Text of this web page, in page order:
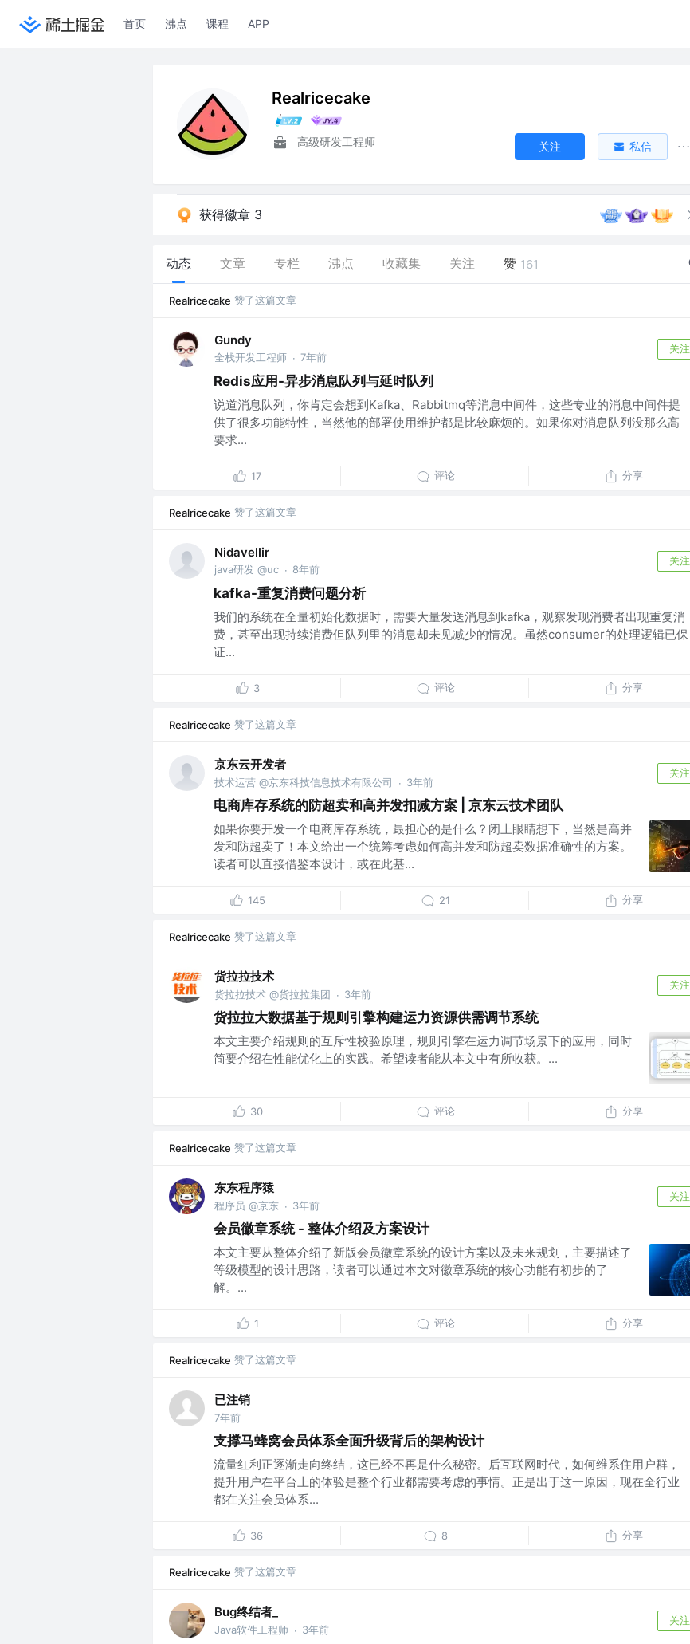
首页 沸点 课程 APP
Realricecake
高级研发工程师 关注 私信
获得徽章 3
动态 文章 专栏 沸点 收藏集 关注 赞 161
Realricecake 赞了这篇文章
Gundy
全栈开发工程师 · 7年前
关注
Redis应用-异步消息队列与延时队列
说道消息队列，你肯定会想到Kafka、Rabbitmq等消息中间件，这些专业的消息中间件提
供了很多功能特性，当然他的部署使用维护都是比较麻烦的。如果你对消息队列没那么高
要求...
17 评论 分享
Realricecake 赞了这篇文章
Nidavellir
java研发 @uc · 8年前
关注
kafka-重复消费问题分析
我们的系统在全量初始化数据时，需要大量发送消息到kafka，观察发现消费者出现重复消
费，甚至出现持续消费但队列里的消息却未见减少的情况。虽然consumer的处理逻辑已保
证...
3 评论 分享
Realricecake 赞了这篇文章
京东云开发者
技术运营 @京东科技信息技术有限公司 · 3年前
关注
电商库存系统的防超卖和高并发扣减方案 | 京东云技术团队
如果你要开发一个电商库存系统，最担心的是什么？闭上眼睛想下，当然是高并
发和防超卖了！本文给出一个统筹考虑如何高并发和防超卖数据准确性的方案。
读者可以直接借鉴本设计，或在此基...
145 21 分享
Realricecake 赞了这篇文章
货拉拉技术
货拉拉技术 @货拉拉集团 · 3年前
关注
货拉拉大数据基于规则引擎构建运力资源供需调节系统
本文主要介绍规则的互斥性校验原理，规则引擎在运力调节场景下的应用，同时
简要介绍在性能优化上的实践。希望读者能从本文中有所收获。...
30 评论 分享
Realricecake 赞了这篇文章
东东程序猿
程序员 @京东 · 3年前
关注
会员徽章系统 - 整体介绍及方案设计
本文主要从整体介绍了新版会员徽章系统的设计方案以及未来规划，主要描述了
等级模型的设计思路，读者可以通过本文对徽章系统的核心功能有初步的了
解。...
1 评论 分享
Realricecake 赞了这篇文章
已注销
7年前
支撑马蜂窝会员体系全面升级背后的架构设计
流量红利正逐渐走向终结，这已经不再是什么秘密。后互联网时代，如何维系住用户群，
提升用户在平台上的体验是整个行业都需要考虑的事情。正是出于这一原因，现在全行业
都在关注会员体系...
36 8 分享
Realricecake 赞了这篇文章
Bug终结者_
Java软件工程师 · 3年前
关注